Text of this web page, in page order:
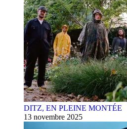
DITZ, EN PLEINE MONTÉE
13 novembre 2025